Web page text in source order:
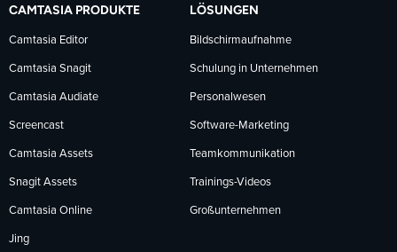
Facebook
folgen
LinkedIn
folgen
YouTube
folgen
CAMTASIA PRODUKTE
Camtasia Editor
Camtasia Snagit
Camtasia Audiate
Screencast
Camtasia Assets
Snagit Assets
Camtasia Online
Jing
LÖSUNGEN
Bildschirmaufnahme
Schulung in Unternehmen
Personalwesen
Software-Marketing
Teamkommunikation
Trainings-Videos
Großunternehmen